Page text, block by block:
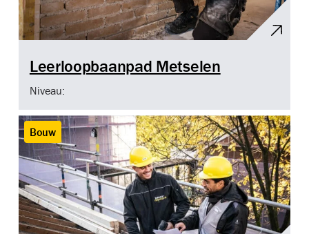
Leerloopbaanpad Metselen
Niveau:
Bouw